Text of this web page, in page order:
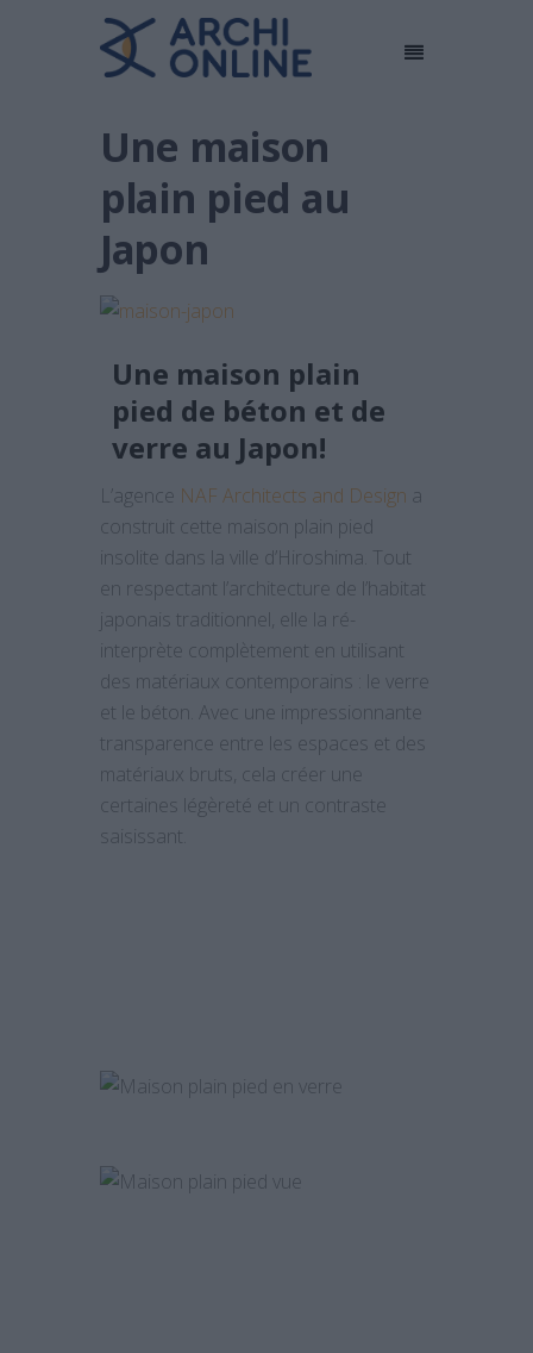
Une maison
plain pied au
Japon
Une maison plain
pied de béton et de
verre au Japon!
L’agence NAF Architects and Design a
construit cette maison plain pied
insolite dans la ville d’Hiroshima. Tout
en respectant l’architecture de l’habitat
japonais traditionnel, elle la ré-
interprète complètement en utilisant
des matériaux contemporains : le verre
et le béton. Avec une impressionnante
transparence entre les espaces et des
matériaux bruts, cela créer une
certaines légèreté et un contraste
saisissant.